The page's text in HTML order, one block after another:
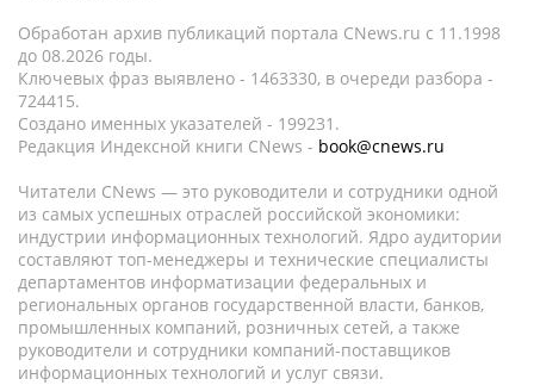
Обработан архив публикаций портала CNews.ru c 11.1998
до 08.2026 годы.
Ключевых фраз выявлено - 1463330, в очереди разбора -
724415.
Создано именных указателей - 199231.
Редакция Индексной книги CNews - book@cnews.ru
Читатели CNews — это руководители и сотрудники одной
из самых успешных отраслей российской экономики:
индустрии информационных технологий. Ядро аудитории
составляют топ-менеджеры и технические специалисты
департаментов информатизации федеральных и
региональных органов государственной власти, банков,
промышленных компаний, розничных сетей, а также
руководители и сотрудники компаний-поставщиков
информационных технологий и услуг связи.